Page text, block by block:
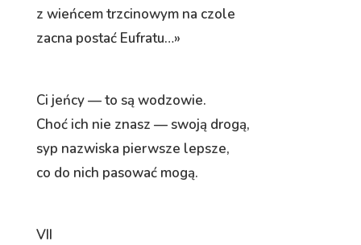
z wieńcem trzcinowym na czole
zacna postać Eufratu…»
Ci jeńcy — to są wodzowie.
Choć ich nie znasz — swoją drogą,
syp nazwiska pierwsze lepsze,
co do nich pasować mogą.
VII